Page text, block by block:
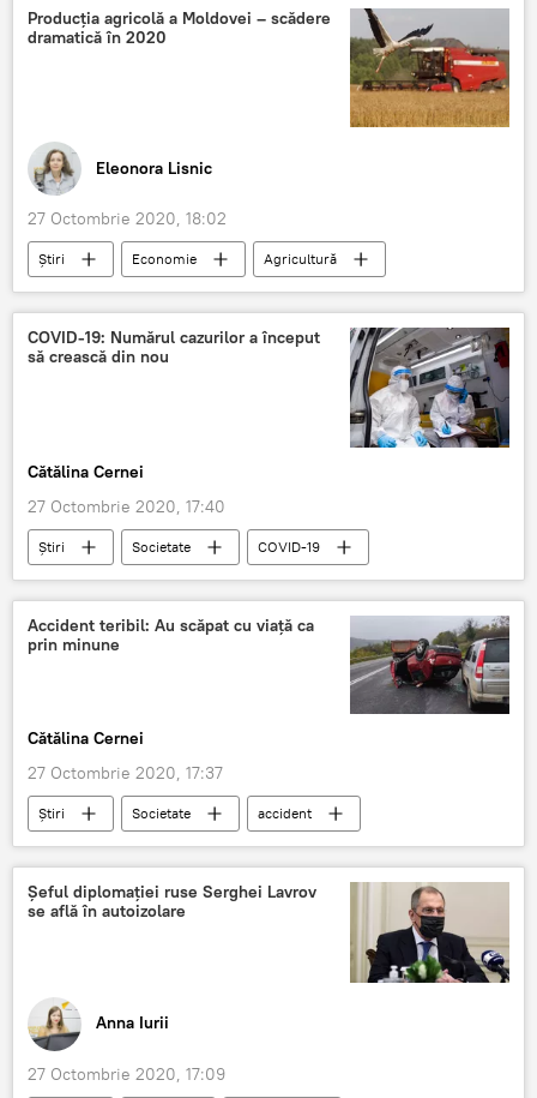
Podcasturi COVID-19
școală
Ministerul Sănătăţii
Producția agricolă a Moldovei – scădere
dramatică în 2020
Eleonora Lisnic
27 Octombrie 2020, 18:02
Știri Economie
Agricultură
productie agricola
Moldova
COVID-19: Numărul cazurilor a început
să crească din nou
Cătălina Cernei
27 Octombrie 2020, 17:40
Știri Societate
COVID-19
coronavirus
pandemie bolnavi
Accident teribil: Au scăpat cu viață ca
prin minune
Cătălina Cernei
27 Octombrie 2020, 17:37
Știri Societate
accident
impact
mașină
Șeful diplomației ruse Serghei Lavrov
se află în autoizolare
Anna Iurii
27 Octombrie 2020, 17:09